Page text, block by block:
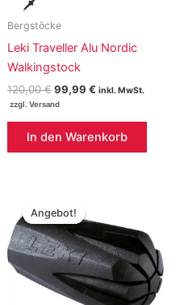
Bergstöcke
Leki Traveller Alu Nordic
Walkingstock
120,00€Ursprünglicher
Preis
120,00 €
99,99 € Aktueller
99,99 €.
inkl. MwSt.
In den Warenkorb
Angebot!
Angebot!